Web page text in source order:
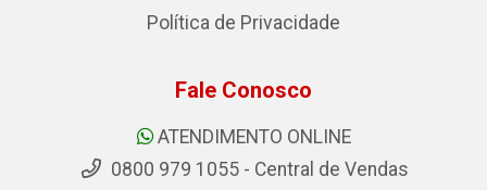
Política de Privacidade
Fale Conosco
ATENDIMENTO ONLINE
0800 979 1055 - Central de Vendas